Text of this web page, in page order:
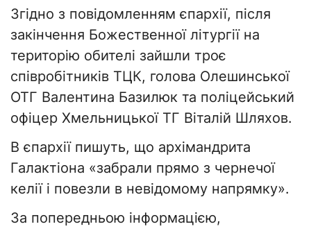
Згідно з повідомленням єпархії, після
закінчення Божественної літургії на
територію обителі зайшли троє
співробітників ТЦК, голова Олешинської
ОТГ Валентина Базилюк та поліцейський
офіцер Хмельницької ТГ Віталій Шляхов.
В єпархії пишуть, що архімандрита
Галактіона «забрали прямо з чернечої
келії і повезли в невідомому напрямку».
За попередньою інформацією,